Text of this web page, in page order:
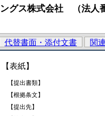
グス株式会社 （法人
代替書面・添付文書
関